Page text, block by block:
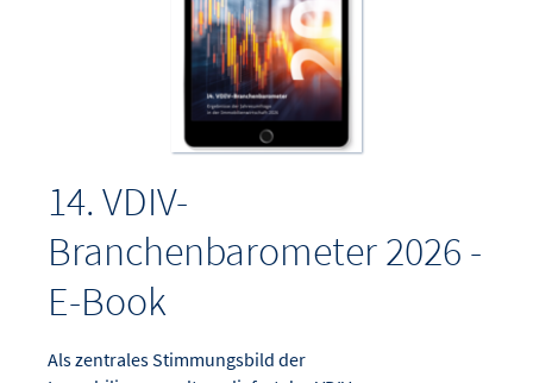
14. VDIV-
Branchenbarometer 2026 -
E-Book
Als zentrales Stimmungsbild der